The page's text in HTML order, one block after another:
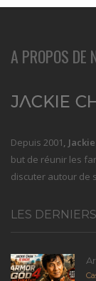
A PROPOS DE
Depuis 2001,
but de réunir les
discuter autour de
LES